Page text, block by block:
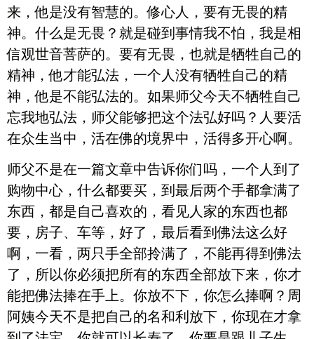
来，他是没有智慧的。修心人，要有无畏的精
神。什么是无畏？就是碰到事情我不怕，我是相
信观世音菩萨的。要有无畏，也就是牺牲自己的
精神，他才能弘法，一个人没有牺牲自己的精
神，他是不能弘法的。如果师父今天不牺牲自己
忘我地弘法，师父能够把这个法弘好吗？人要活
在众生当中，活在佛的境界中，活得多开心啊。
师父不是在一篇文章中告诉你们吗，一个人到了
购物中心，什么都要买，到最后两个手都拿满了
东西，都是自己喜欢的，看见人家的东西也都
要，房子、车等，好了，最后看到佛法这么好
啊，一看，两只手全部拎满了，不能再得到佛法
了，所以你必须把所有的东西全部放下来，你才
能把佛法捧在手上。你放不下，你怎么捧啊？周
阿姨今天不是把自己的名和利放下，你现在才拿